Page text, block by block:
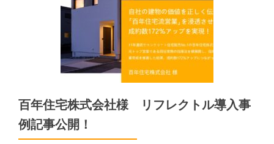
百年住宅株式会社様 リフレクトル導入事
例記事公開！